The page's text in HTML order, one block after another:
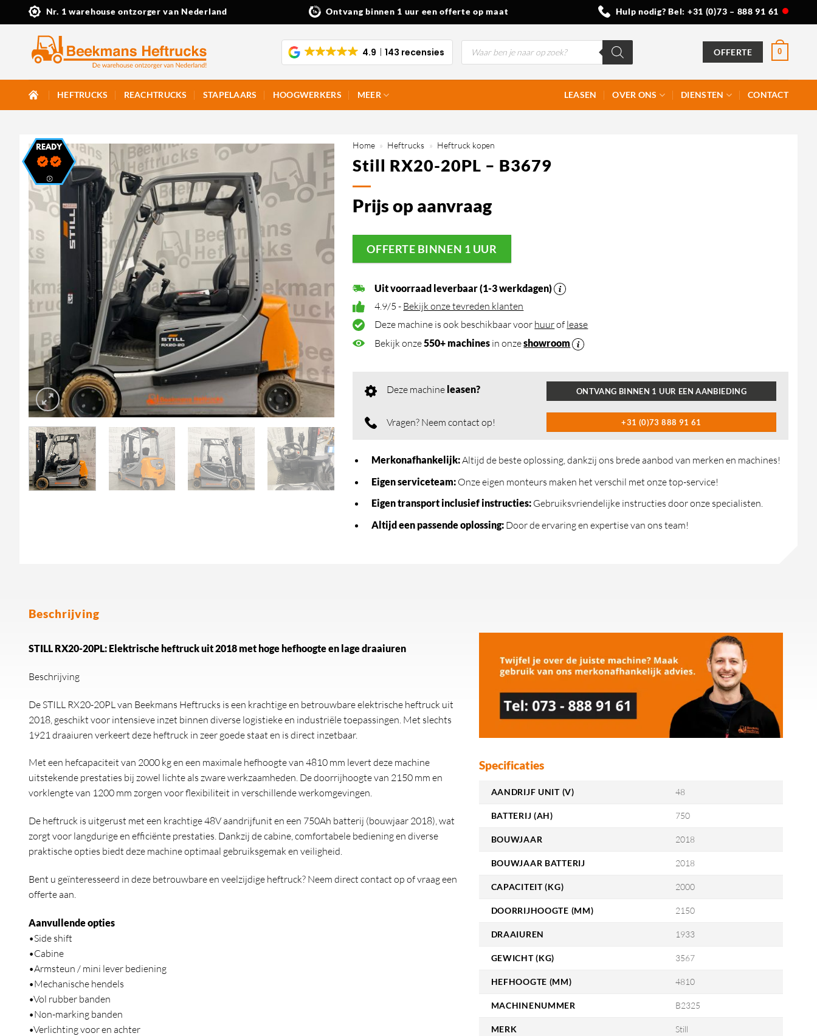
naar
Nr. 1 warehouse ontzorger van Nederland Ontvang binnen 1 uur een offerte op maat Hulp nodig? Bel: +31 (0)73 – 888 91 61
4.9 143 recensies
Producten
zoeken
OFFERTE 0
HEFTRUCKS REACHTRUCKS STAPELAARS HOOGWERKERS MEER LEASEN OVER ONS DIENSTEN CONTACT
Home » Heftrucks » Heftruck kopen
Still RX20-20PL – B3679
Prijs op aanvraag
OFFERTE BINNEN 1 UUR
Uit voorraad leverbaar (1-3 werkdagen)
4.9/5 - Bekijk onze tevreden klanten
Deze machine is ook beschikbaar voor huurof lease
Bekijk onze550+ machines in onzeshowroom
Deze machine leasen? ONTVANG BINNEN 1 UUR EEN AANBIEDING
Vragen? Neem contact op! +31 (0)73 888 91 61
Merkonafhankelijk:Altijd de beste oplossing, dankzij ons brede aanbod van merken en machines!
Eigen serviceteam: Onze eigen monteurs maken het verschil met onze top-service!
Eigen transport inclusief instructies: Gebruiksvriendelijke instructies door onze specialisten.
Altijd een passende oplossing: Door de ervaring en expertise van ons team!
Beschrijving
STILL RX20-20PL: Elektrische heftruck uit 2018 met hoge hefhoogte en lage draaiuren
Beschrijving
De STILL RX20-20PL van Beekmans Heftrucks is een krachtige en betrouwbare elektrische heftruck uit
2018, geschikt voor intensieve inzet binnen diverse logistieke en industriële toepassingen. Met slechts
1921 draaiuren verkeert deze heftruck in zeer goede staat en is direct inzetbaar.
Met een hefcapaciteit van 2000 kg en een maximale hefhoogte van 4810 mm levert deze machine
uitstekende prestaties bij zowel lichte als zware werkzaamheden. De doorrijhoogte van 2150 mm en
vorklengte van 1200 mm zorgen voor flexibiliteit in verschillende werkomgevingen.
De heftruck is uitgerust met een krachtige 48V aandrijfunit en een 750Ah batterij (bouwjaar 2018), wat
zorgt voor langdurige en efficiënte prestaties. Dankzij de cabine, comfortabele bediening en diverse
praktische opties biedt deze machine optimaal gebruiksgemak en veiligheid.
Bent u geïnteresseerd in deze betrouwbare en veelzijdige heftruck? Neem direct contact op of vraag een
offerte aan.
Aanvullende opties
•Side shift
•Cabine
•Armsteun / mini lever bediening
•Mechanische hendels
•Vol rubber banden
•Non-marking banden
•Verlichting voor en achter
Specificaties
AANDRIJF UNIT (V) 48
BATTERIJ (AH) 750
BOUWJAAR 2018
BOUWJAAR BATTERIJ 2018
CAPACITEIT (KG) 2000
DOORRIJHOOGTE (MM) 2150
DRAAIUREN 1933
GEWICHT (KG) 3567
HEFHOOGTE (MM) 4810
MACHINENUMMER B2325
MERK Still